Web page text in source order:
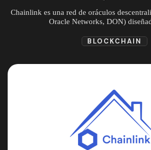
Chainlink es una red de oráculos
Oracle Networks, DON)
BLOCKCHAIN